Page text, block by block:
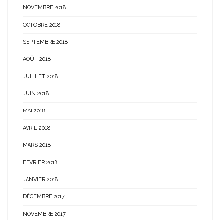
NOVEMBRE 2018
OCTOBRE 2018
SEPTEMBRE 2018
AOÛT 2018
JUILLET 2018
JUIN 2018
MAI 2018
AVRIL 2018
MARS 2018
FÉVRIER 2018
JANVIER 2018
DÉCEMBRE 2017
NOVEMBRE 2017